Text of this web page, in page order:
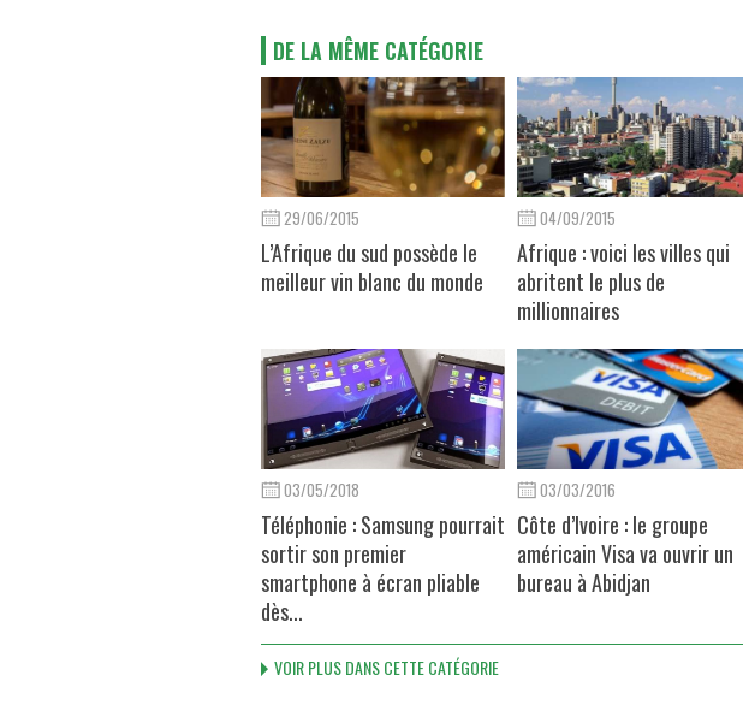
DE LA MÊME CATÉGORIE
29/06/2015
L’Afrique du sud possède le
meilleur vin blanc du monde
04/09/2015
Afrique : voici les villes qui
abritent le plus de
millionnaires
03/05/2018
Téléphonie : Samsung pourrait
sortir son premier
smartphone à écran pliable
dès...
03/03/2016
Côte d’Ivoire : le groupe
américain Visa va ouvrir un
bureau à Abidjan
VOIR PLUS DANS CETTE CATÉGORIE